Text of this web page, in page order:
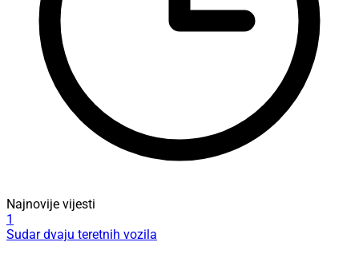
Najnovije vijesti
1
Sudar dvaju teretnih vozila